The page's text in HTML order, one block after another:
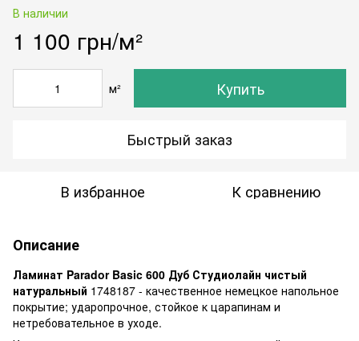
В наличии
1 100 грн/м²
м² Купить
Быстрый заказ
В избранное К сравнению
Описание
Ламинат Parador Basic 600 Дуб Студиолайн чистый
натуральный 1748187 - качественное немецкое напольное
покрытие; ударопрочное, стойкое к царапинам и
нетребовательное в уходе.